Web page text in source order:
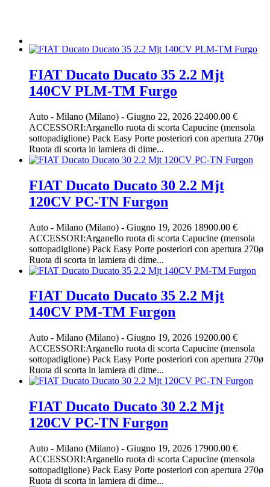
FIAT Ducato Ducato 35 2.2 Mjt
140CV PLM-TM Furgo
Auto - Milano (Milano) - Giugno 22, 2026 22400.00 €
ACCESSORI:Arganello ruota di scorta Capucine (mensola
sottopadiglione) Pack Easy Porte posteriori con apertura 270ø
Ruota di scorta in lamiera di dime...
FIAT Ducato Ducato 30 2.2 Mjt
120CV PC-TN Furgon
Auto - Milano (Milano) - Giugno 19, 2026 18900.00 €
ACCESSORI:Arganello ruota di scorta Capucine (mensola
sottopadiglione) Pack Easy Porte posteriori con apertura 270ø
Ruota di scorta in lamiera di dime...
FIAT Ducato Ducato 35 2.2 Mjt
140CV PM-TM Furgon
Auto - Milano (Milano) - Giugno 19, 2026 19200.00 €
ACCESSORI:Arganello ruota di scorta Capucine (mensola
sottopadiglione) Pack Easy Porte posteriori con apertura 270ø
Ruota di scorta in lamiera di dime...
FIAT Ducato Ducato 30 2.2 Mjt
120CV PC-TN Furgon
Auto - Milano (Milano) - Giugno 19, 2026 17900.00 €
ACCESSORI:Arganello ruota di scorta Capucine (mensola
sottopadiglione) Pack Easy Porte posteriori con apertura 270ø
Ruota di scorta in lamiera di dime...